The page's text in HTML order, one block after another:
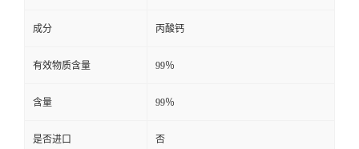
成分 丙酸钙
有效物质含量 99％
含量 99％
是否进口 否